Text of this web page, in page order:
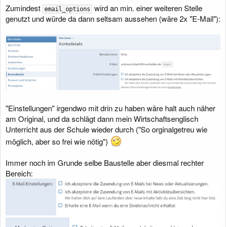
Zumindest email_options
wird an min. einer weiteren Stelle
genutzt und würde da dann seltsam aussehen (wäre 2x "E-Mail"):
"Einstellungen" irgendwo mit drin zu haben wäre halt auch näher
am Original, und da schlägt dann mein Wirtschaftsenglisch
Unterricht aus der Schule wieder durch ("So orginalgetreu wie
möglich, aber so frei wie nötig")
Immer noch im Grunde selbe Baustelle aber diesmal rechter
Bereich: